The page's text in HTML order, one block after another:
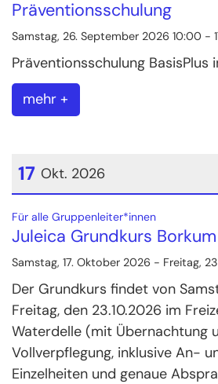
Präventionsschulung
Samstag, 26. September 2026 10:00 -
Präventionsschulung BasisPlus
mehr +
17 Okt. 2026
Datum: 17. Oktober 2026
Für alle Gruppenleiter*innen:
Juleica Grundkurs
Samstag, 17. Oktober 2026 - Freitag,
Der Grundkurs findet von
Freitag, den 23.10.2026 im
Waterdelle (mit Übernachtung
Vollverpflegung, inklusive An-
Einzelheiten und genaue